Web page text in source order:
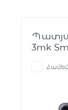
3mk